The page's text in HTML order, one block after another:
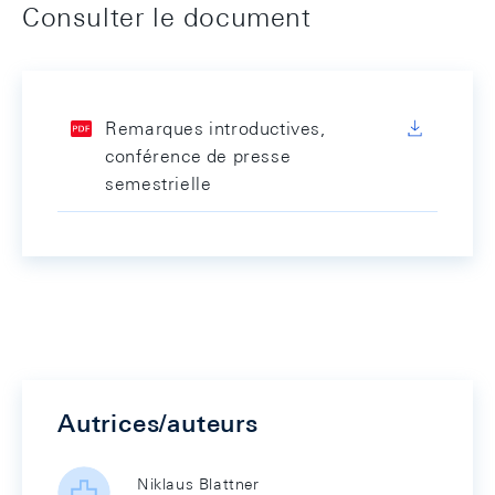
Consulter le document
Remarques introductives,
conférence de presse
semestrielle
Autrices/auteurs
Niklaus Blattner